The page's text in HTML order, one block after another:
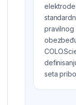
pravilnog
seta